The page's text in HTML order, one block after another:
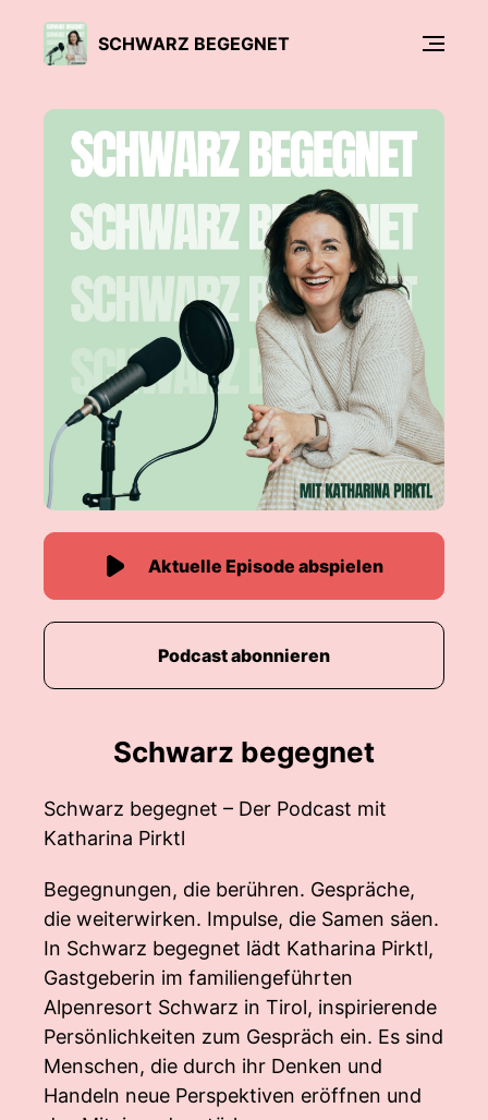
SCHWARZ BEGEGNET
Schwarz begegnet
Schwarz begegnet – Der Podcast mit
Katharina Pirktl
Begegnungen, die berühren. Gespräche,
die weiterwirken. Impulse, die Samen säen.
In Schwarz begegnet lädt Katharina Pirktl,
Gastgeberin im familiengeführten
Alpenresort Schwarz in Tirol, inspirierende
Persönlichkeiten zum Gespräch ein. Es sind
Menschen, die durch ihr Denken und
Handeln neue Perspektiven eröffnen und
Aktuelle Episode abspielen
Podcast abonnieren